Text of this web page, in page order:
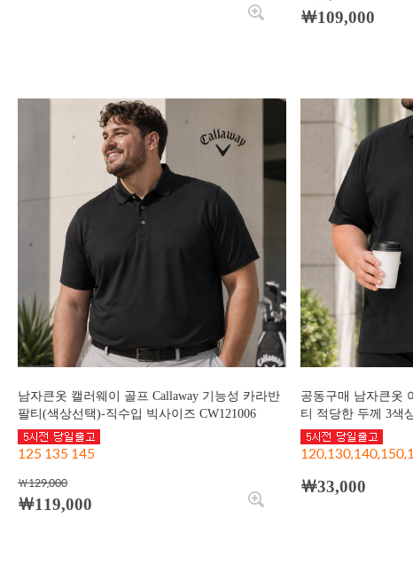
￦109,000
남자큰옷 캘러웨이 골프 Callaway 기능성 카라반
팔티(색상선택)-직수입 빅사이즈 CW121006
125 135 145
￦129,000
￦119,000
공동구매 남자큰옷
티 적당한 두께 3색
￦33,000